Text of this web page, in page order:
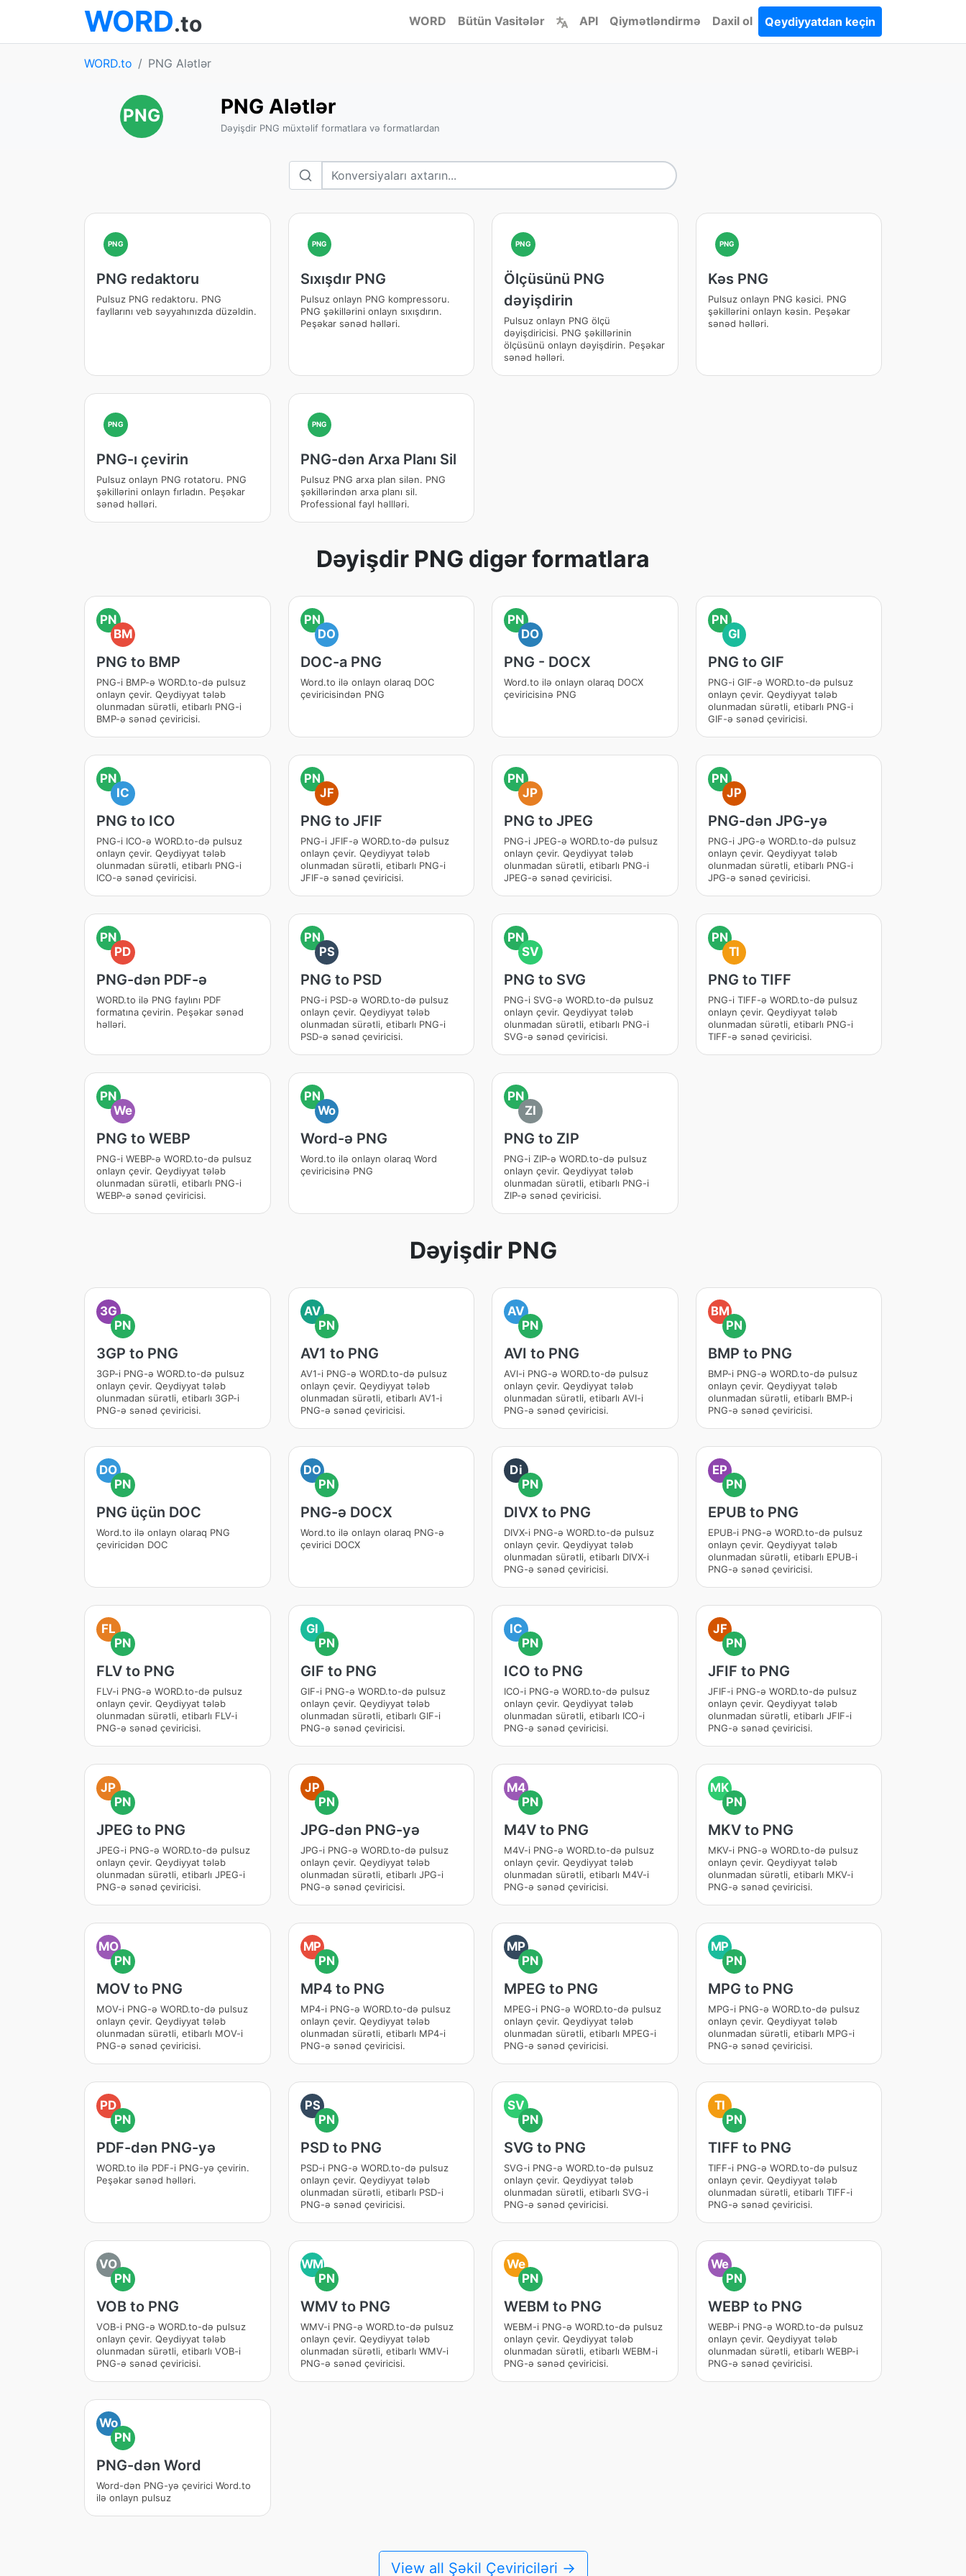
WORD.to WORD Bütün Vasitələr API Qiymətləndirmə Daxil ol Qeydiyyatdan keçin
WORD.to PNG Alətlər
PNG PNG Alətlər
Dəyişdir PNG müxtəlif formatlara və formatlardan
PNG
PNG redaktoru
Pulsuz PNG redaktoru. PNG
fayllarını veb səyyahınızda düzəldin.
PNG
Sıxışdır PNG
Pulsuz onlayn PNG kompressoru.
PNG şəkillərini onlayn sıxışdırın.
Peşəkar sənəd həlləri.
PNG
Ölçüsünü PNG
dəyişdirin
Pulsuz onlayn PNG ölçü
dəyişdiricisi. PNG şəkillərinin
ölçüsünü onlayn dəyişdirin. Peşəkar
sənəd həlləri.
PNG
Kəs PNG
Pulsuz onlayn PNG kəsici. PNG
şəkillərini onlayn kəsin. Peşəkar
sənəd həlləri.
PNG
PNG-ı çevirin
Pulsuz onlayn PNG rotatoru. PNG
şəkillərini onlayn fırladın. Peşəkar
sənəd həlləri.
PNG
PNG-dən Arxa Planı Sil
Pulsuz PNG arxa plan silən. PNG
şəkillərindən arxa planı sil.
Professional fayl həllləri.
Dəyişdir PNG digər formatlara
PN
BM
PNG to BMP
PNG-i BMP-ə WORD.to-də pulsuz
onlayn çevir. Qeydiyyat tələb
olunmadan sürətli, etibarlı PNG-i
BMP-ə sənəd çeviricisi.
PN
DO
DOC-a PNG
Word.to ilə onlayn olaraq DOC
çeviricisindən PNG
PN
DO
PNG - DOCX
Word.to ilə onlayn olaraq DOCX
çeviricisinə PNG
PN
GI
PNG to GIF
PNG-i GIF-ə WORD.to-də pulsuz
onlayn çevir. Qeydiyyat tələb
olunmadan sürətli, etibarlı PNG-i
GIF-ə sənəd çeviricisi.
PN
IC
PNG to ICO
PNG-i ICO-ə WORD.to-də pulsuz
onlayn çevir. Qeydiyyat tələb
olunmadan sürətli, etibarlı PNG-i
ICO-ə sənəd çeviricisi.
PN
JF
PNG to JFIF
PNG-i JFIF-ə WORD.to-də pulsuz
onlayn çevir. Qeydiyyat tələb
olunmadan sürətli, etibarlı PNG-i
JFIF-ə sənəd çeviricisi.
PN
JP
PNG to JPEG
PNG-i JPEG-ə WORD.to-də pulsuz
onlayn çevir. Qeydiyyat tələb
olunmadan sürətli, etibarlı PNG-i
JPEG-ə sənəd çeviricisi.
PN
JP
PNG-dən JPG-yə
PNG-i JPG-ə WORD.to-də pulsuz
onlayn çevir. Qeydiyyat tələb
olunmadan sürətli, etibarlı PNG-i
JPG-ə sənəd çeviricisi.
PN
PD
PNG-dən PDF-ə
WORD.to ilə PNG faylını PDF
formatına çevirin. Peşəkar sənəd
həlləri.
PN
PS
PNG to PSD
PNG-i PSD-ə WORD.to-də pulsuz
onlayn çevir. Qeydiyyat tələb
olunmadan sürətli, etibarlı PNG-i
PSD-ə sənəd çeviricisi.
PN
SV
PNG to SVG
PNG-i SVG-ə WORD.to-də pulsuz
onlayn çevir. Qeydiyyat tələb
olunmadan sürətli, etibarlı PNG-i
SVG-ə sənəd çeviricisi.
PN
TI
PNG to TIFF
PNG-i TIFF-ə WORD.to-də pulsuz
onlayn çevir. Qeydiyyat tələb
olunmadan sürətli, etibarlı PNG-i
TIFF-ə sənəd çeviricisi.
PN
We
PNG to WEBP
PNG-i WEBP-ə WORD.to-də pulsuz
onlayn çevir. Qeydiyyat tələb
olunmadan sürətli, etibarlı PNG-i
WEBP-ə sənəd çeviricisi.
PN
Wo
Word-ə PNG
Word.to ilə onlayn olaraq Word
çeviricisinə PNG
PN
ZI
PNG to ZIP
PNG-i ZIP-ə WORD.to-də pulsuz
onlayn çevir. Qeydiyyat tələb
olunmadan sürətli, etibarlı PNG-i
ZIP-ə sənəd çeviricisi.
Dəyişdir PNG
3G
PN
3GP to PNG
3GP-i PNG-ə WORD.to-də pulsuz
onlayn çevir. Qeydiyyat tələb
olunmadan sürətli, etibarlı 3GP-i
PNG-ə sənəd çeviricisi.
AV
PN
AV1 to PNG
AV1-i PNG-ə WORD.to-də pulsuz
onlayn çevir. Qeydiyyat tələb
olunmadan sürətli, etibarlı AV1-i
PNG-ə sənəd çeviricisi.
AV
PN
AVI to PNG
AVI-i PNG-ə WORD.to-də pulsuz
onlayn çevir. Qeydiyyat tələb
olunmadan sürətli, etibarlı AVI-i
PNG-ə sənəd çeviricisi.
BM
PN
BMP to PNG
BMP-i PNG-ə WORD.to-də pulsuz
onlayn çevir. Qeydiyyat tələb
olunmadan sürətli, etibarlı BMP-i
PNG-ə sənəd çeviricisi.
DO
PN
PNG üçün DOC
Word.to ilə onlayn olaraq PNG
çeviricidən DOC
DO
PN
PNG-ə DOCX
Word.to ilə onlayn olaraq PNG-ə
çevirici DOCX
Di
PN
DIVX to PNG
DIVX-i PNG-ə WORD.to-də pulsuz
onlayn çevir. Qeydiyyat tələb
olunmadan sürətli, etibarlı DIVX-i
PNG-ə sənəd çeviricisi.
EP
PN
EPUB to PNG
EPUB-i PNG-ə WORD.to-də pulsuz
onlayn çevir. Qeydiyyat tələb
olunmadan sürətli, etibarlı EPUB-i
PNG-ə sənəd çeviricisi.
FL
PN
FLV to PNG
FLV-i PNG-ə WORD.to-də pulsuz
onlayn çevir. Qeydiyyat tələb
olunmadan sürətli, etibarlı FLV-i
PNG-ə sənəd çeviricisi.
GI
PN
GIF to PNG
GIF-i PNG-ə WORD.to-də pulsuz
onlayn çevir. Qeydiyyat tələb
olunmadan sürətli, etibarlı GIF-i
PNG-ə sənəd çeviricisi.
IC
PN
ICO to PNG
ICO-i PNG-ə WORD.to-də pulsuz
onlayn çevir. Qeydiyyat tələb
olunmadan sürətli, etibarlı ICO-i
PNG-ə sənəd çeviricisi.
JF
PN
JFIF to PNG
JFIF-i PNG-ə WORD.to-də pulsuz
onlayn çevir. Qeydiyyat tələb
olunmadan sürətli, etibarlı JFIF-i
PNG-ə sənəd çeviricisi.
JP
PN
JPEG to PNG
JPEG-i PNG-ə WORD.to-də pulsuz
onlayn çevir. Qeydiyyat tələb
olunmadan sürətli, etibarlı JPEG-i
PNG-ə sənəd çeviricisi.
JP
PN
JPG-dən PNG-yə
JPG-i PNG-ə WORD.to-də pulsuz
onlayn çevir. Qeydiyyat tələb
olunmadan sürətli, etibarlı JPG-i
PNG-ə sənəd çeviricisi.
M4
PN
M4V to PNG
M4V-i PNG-ə WORD.to-də pulsuz
onlayn çevir. Qeydiyyat tələb
olunmadan sürətli, etibarlı M4V-i
PNG-ə sənəd çeviricisi.
MK
PN
MKV to PNG
MKV-i PNG-ə WORD.to-də pulsuz
onlayn çevir. Qeydiyyat tələb
olunmadan sürətli, etibarlı MKV-i
PNG-ə sənəd çeviricisi.
MO
PN
MOV to PNG
MOV-i PNG-ə WORD.to-də pulsuz
onlayn çevir. Qeydiyyat tələb
olunmadan sürətli, etibarlı MOV-i
PNG-ə sənəd çeviricisi.
MP
PN
MP4 to PNG
MP4-i PNG-ə WORD.to-də pulsuz
onlayn çevir. Qeydiyyat tələb
olunmadan sürətli, etibarlı MP4-i
PNG-ə sənəd çeviricisi.
MP
PN
MPEG to PNG
MPEG-i PNG-ə WORD.to-də pulsuz
onlayn çevir. Qeydiyyat tələb
olunmadan sürətli, etibarlı MPEG-i
PNG-ə sənəd çeviricisi.
MP
PN
MPG to PNG
MPG-i PNG-ə WORD.to-də pulsuz
onlayn çevir. Qeydiyyat tələb
olunmadan sürətli, etibarlı MPG-i
PNG-ə sənəd çeviricisi.
PD
PN
PDF-dən PNG-yə
WORD.to ilə PDF-i PNG-yə çevirin.
Peşəkar sənəd həlləri.
PS
PN
PSD to PNG
PSD-i PNG-ə WORD.to-də pulsuz
onlayn çevir. Qeydiyyat tələb
olunmadan sürətli, etibarlı PSD-i
PNG-ə sənəd çeviricisi.
SV
PN
SVG to PNG
SVG-i PNG-ə WORD.to-də pulsuz
onlayn çevir. Qeydiyyat tələb
olunmadan sürətli, etibarlı SVG-i
PNG-ə sənəd çeviricisi.
TI
PN
TIFF to PNG
TIFF-i PNG-ə WORD.to-də pulsuz
onlayn çevir. Qeydiyyat tələb
olunmadan sürətli, etibarlı TIFF-i
PNG-ə sənəd çeviricisi.
VO
PN
VOB to PNG
VOB-i PNG-ə WORD.to-də pulsuz
onlayn çevir. Qeydiyyat tələb
olunmadan sürətli, etibarlı VOB-i
PNG-ə sənəd çeviricisi.
WM
PN
WMV to PNG
WMV-i PNG-ə WORD.to-də pulsuz
onlayn çevir. Qeydiyyat tələb
olunmadan sürətli, etibarlı WMV-i
PNG-ə sənəd çeviricisi.
We
PN
WEBM to PNG
WEBM-i PNG-ə WORD.to-də pulsuz
onlayn çevir. Qeydiyyat tələb
olunmadan sürətli, etibarlı WEBM-i
PNG-ə sənəd çeviricisi.
We
PN
WEBP to PNG
WEBP-i PNG-ə WORD.to-də pulsuz
onlayn çevir. Qeydiyyat tələb
olunmadan sürətli, etibarlı WEBP-i
PNG-ə sənəd çeviricisi.
Wo
PN
PNG-dən Word
Word-dən PNG-yə çevirici Word.to
ilə onlayn pulsuz
View all Şəkil Çeviriciləri →